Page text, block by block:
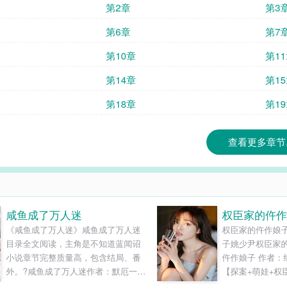
第2章 第3
第6章 第7
第10章 第
第14章 第
第18章 第
查看更多章节
咸鱼成了万人迷
《咸鱼成了万人迷》咸鱼成了万人迷
目录全文阅读，主角是不知道蓝闻诏
小说章节完整质量高，包含结局、番
外。?咸鱼成了万人迷作者：默厄一句
权臣家的仵
权臣家的仵作娘
子姚少尹权臣家
仵作娘子 作者：
【探案+萌娃+